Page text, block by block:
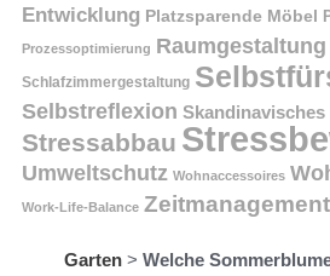
Entwicklung Platzsparende Möbel
Prozessoptimierung Raumgestaltung
Schlafzimmergestaltung
Selbstreflexion Skandinavisches
Stressabbau
Umweltschutz Wohnaccessoires
Work-Life-Balance Zeitmanagement
Garten> Welche